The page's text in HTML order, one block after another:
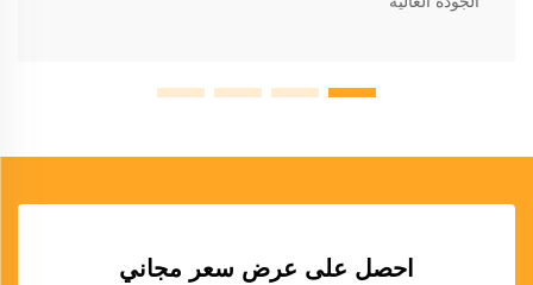
احصل على عرض سعر مجاني